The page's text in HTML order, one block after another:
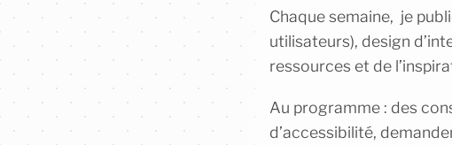
Chaque semaine, je
utilisateurs), design
ressources et de
Au programme : des
d’accessibilité,